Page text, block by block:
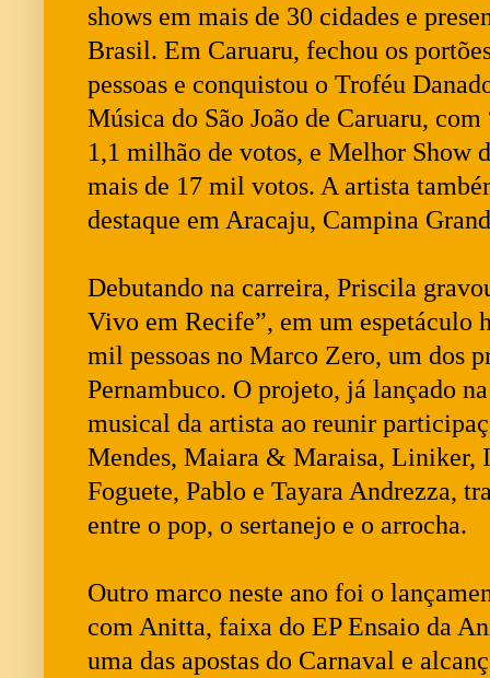
shows em mais de 30 cidades e
Brasil. Em Caruaru, fechou os
pessoas e conquistou o Troféu
Música do São João de Caruaru,
1,1 milhão de votos, e Melhor Show
mais de 17 mil votos. A artista
destaque em Aracaju, Campina
Debutando na carreira, Priscila
Vivo em Recife”, em um espetáculo
mil pessoas no Marco Zero, um dos
Pernambuco. O projeto, já lançado
musical da artista ao reunir
Mendes, Maiara & Maraisa,
Foguete, Pablo e Tayara Andrezza,
entre o pop, o sertanejo e o arrocha.
Outro marco neste ano foi o
com Anitta, faixa do EP Ensaio da
uma das apostas do Carnaval e